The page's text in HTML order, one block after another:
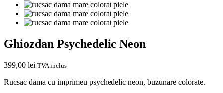
Ghiozdan Psychedelic Neon
399,00 lei TVA inclus
Rucsac dama cu imprimeu psychedelic neon, buzunare colorate.